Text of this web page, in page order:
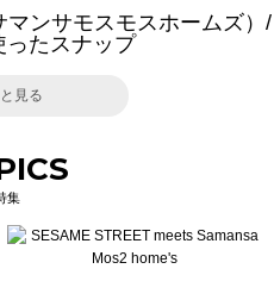
ンサモスモスホームズ）/
ったスナップ
見る
集